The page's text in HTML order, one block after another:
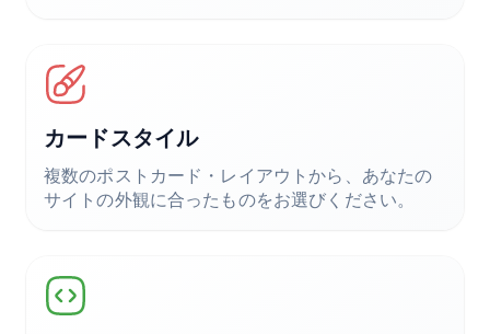
カードスタイル
複数のポストカード・レイアウトから、あなたの
サイトの外観に合ったものをお選びください。